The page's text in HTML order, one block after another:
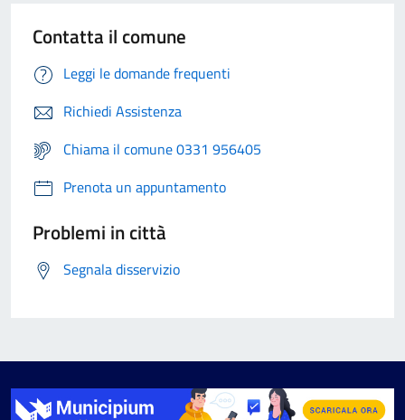
Contatta il comune
Leggi le domande frequenti
Richiedi Assistenza
Chiama il comune 0331 956405
Prenota un appuntamento
Problemi in città
Segnala disservizio